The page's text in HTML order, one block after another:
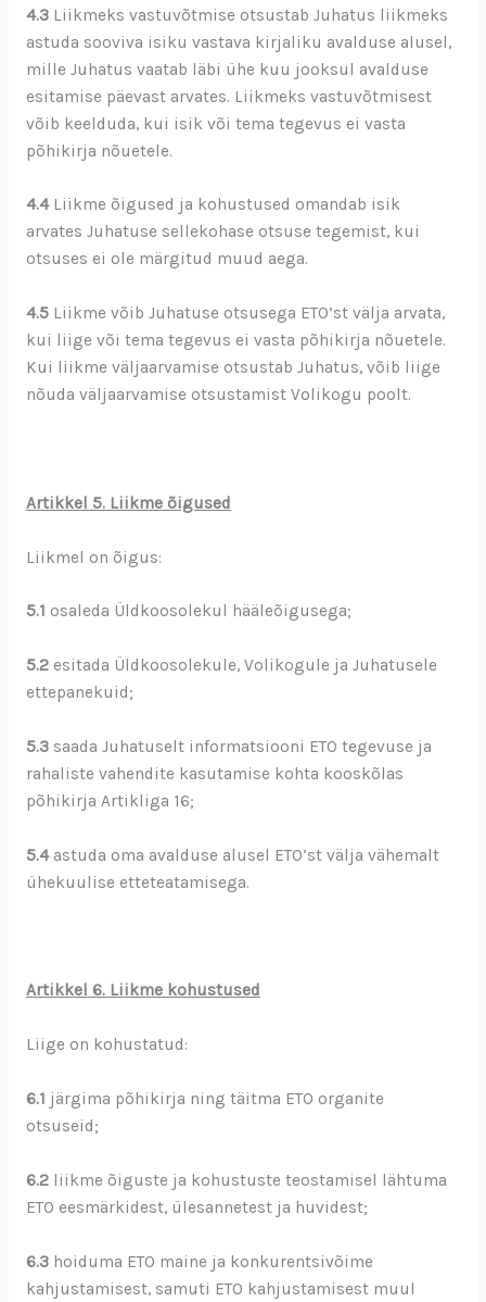
4.3Liikmeks vastuvõtmise otsustab Juhatus liikmeks
astuda sooviva isiku vastava kirjaliku avalduse alusel,
mille Juhatus vaatab läbi ühe kuu jooksul avalduse
esitamise päevast arvates. Liikmeks vastuvõtmisest
võib keelduda, kui isik või tema tegevus ei vasta
põhikirja nõuetele.
4.4Liikme õigused ja kohustused omandab isik
arvates Juhatuse sellekohase otsuse tegemist, kui
otsuses ei ole märgitud muud aega.
4.5Liikme võib Juhatuse otsusega ETO’st välja arvata,
kui liige või tema tegevus ei vasta põhikirja nõuetele.
Kui liikme väljaarvamise otsustab Juhatus, võib liige
nõuda väljaarvamise otsustamist Volikogu poolt.
Artikkel 5. Liikme õigused
Liikmel on õigus:
5.1 osaleda Üldkoosolekul hääleõigusega;
5.2esitada Üldkoosolekule, Volikogule ja Juhatusele
ettepanekuid;
5.3saada Juhatuselt informatsiooni ETO tegevuse ja
rahaliste vahendite kasutamise kohta kooskõlas
põhikirja Artikliga 16;
5.4astuda oma avalduse alusel ETO’st välja vähemalt
ühekuulise etteteatamisega.
Artikkel 6. Liikme kohustused
Liige on kohustatud:
6.1 järgima põhikirja ning täitma ETO organite
otsuseid;
6.2liikme õiguste ja kohustuste teostamisel lähtuma
ETO eesmärkidest, ülesannetest ja huvidest;
6.3hoiduma ETO maine ja konkurentsivõime
kahjustamisest, samuti ETO kahjustamisest muul